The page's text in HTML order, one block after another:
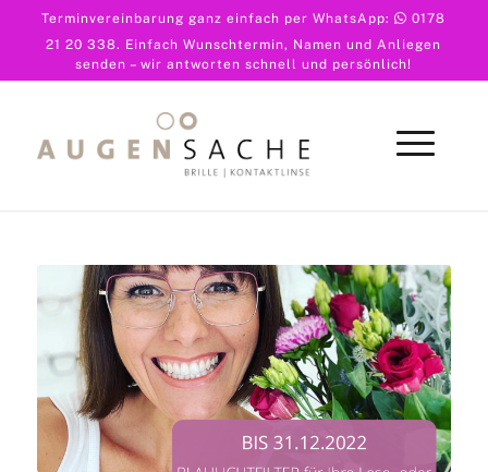
Terminvereinbarung ganz einfach per WhatsApp:
0178
21 20 338. Einfach Wunschtermin, Namen und Anliegen
senden – wir antworten schnell und persönlich!